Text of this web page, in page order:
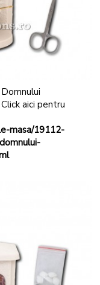
aici pentru
masa/19112-